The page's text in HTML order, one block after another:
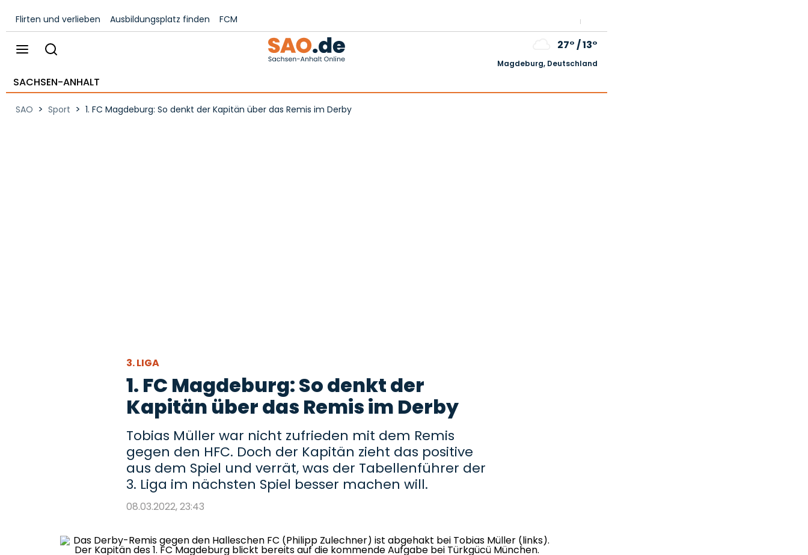
Flirten und verlieben Ausbildungsplatz finden FCM
27°/13°
Magdeburg, Deutschland
SACHSEN-ANHALT
SAO > Sport > 1. FC Magdeburg: So denkt der Kapitän über das Remis im Derby
3. LIGA
1. FC Magdeburg: So denkt der
Kapitän über das Remis im Derby
Tobias Müller war nicht zufrieden mit dem Remis
gegen den HFC. Doch der Kapitän zieht das positive
aus dem Spiel und verrät, was der Tabellenführer der
3. Liga im nächsten Spiel besser machen will.
08.03.2022, 23:43